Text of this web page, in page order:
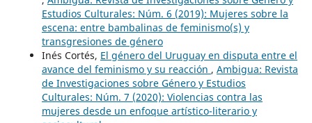
Estudios Culturales: Núm. 6 (2019): Mujeres sobre la
escena: entre bambalinas de feminismo(s) y
transgresiones de género
Inés Cortés, El género del Uruguay en disputa entre el
avance del feminismo y su reacción , Ambigua: Revista
de Investigaciones sobre Género y Estudios
Culturales: Núm. 7 (2020): Violencias contra las
mujeres desde un enfoque artístico-literario y